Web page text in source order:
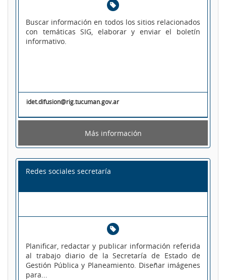
Buscar información en todos los sitios relacionados
con temáticas SIG, elaborar y enviar el boletín
informativo.
idet.difusion@rig.tucuman.gov.ar
Más información
Redes sociales secretaría
Planificar, redactar y publicar información referida
al trabajo diario de la Secretaría de Estado de
Gestión Pública y Planeamiento. Diseñar imágenes
para...